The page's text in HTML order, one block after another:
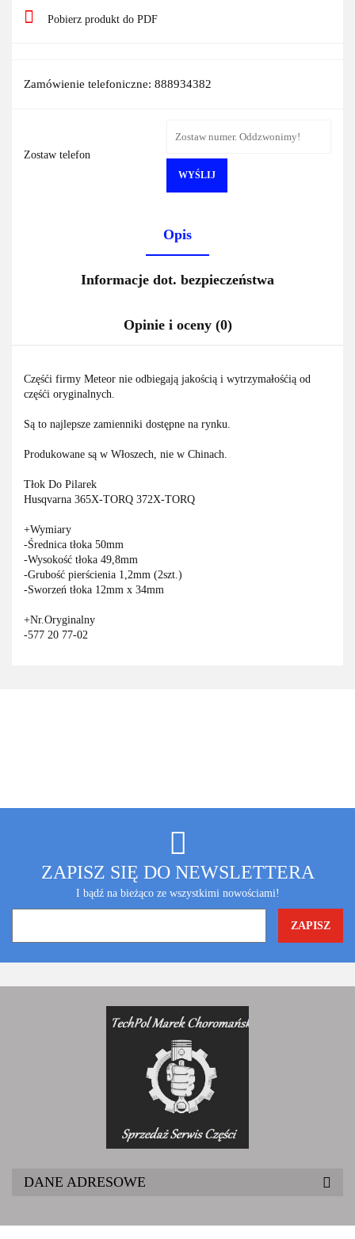
Pobierz produkt do PDF
Zamówienie telefoniczne: 888934382
Zostaw telefon
WYŚLIJ
Opis
Informacje dot. bezpieczeństwa
Opinie i oceny (0)
Częśći firmy Meteor nie odbiegają jakością i wytrzymałośćią od
częśći oryginalnych.
Są to najlepsze zamienniki dostępne na rynku.
Produkowane są w Włoszech, nie w Chinach.
Tłok Do Pilarek
Husqvarna 365X-TORQ 372X-TORQ
+Wymiary
-Średnica tłoka 50mm
-Wysokość tłoka 49,8mm
-Grubość pierścienia 1,2mm (2szt.)
-Sworzeń tłoka 12mm x 34mm
+Nr.Oryginalny
-577 20 77-02
ZAPISZ SIĘ DO NEWSLETTERA
I bądź na bieżąco ze wszystkimi nowościami!
DANE ADRESOWE